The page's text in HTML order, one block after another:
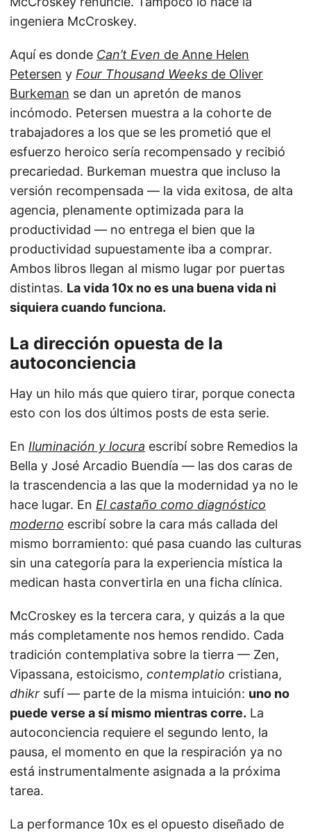
ingeniera McCroskey.
Aquí es donde Can’t Even de Anne Helen
Petersen y Four Thousand Weeks de Oliver
Burkeman se dan un apretón de manos
incómodo. Petersen muestra a la cohorte de
trabajadores a los que se les prometió que el
esfuerzo heroico sería recompensado y recibió
precariedad. Burkeman muestra que incluso la
versión recompensada — la vida exitosa, de alta
agencia, plenamente optimizada para la
productividad — no entrega el bien que la
productividad supuestamente iba a comprar.
Ambos libros llegan al mismo lugar por puertas
distintas. La vida 10x no es una buena vida ni
siquiera cuando funciona.
La dirección opuesta de la
autoconciencia
Hay un hilo más que quiero tirar, porque conecta
esto con los dos últimos posts de esta serie.
En Iluminación y locura escribí sobre Remedios la
Bella y José Arcadio Buendía — las dos caras de
la trascendencia a las que la modernidad ya no le
hace lugar. En El castaño como diagnóstico
moderno escribí sobre la cara más callada del
mismo borramiento: qué pasa cuando las culturas
sin una categoría para la experiencia mística la
medican hasta convertirla en una ficha clínica.
McCroskey es la tercera cara, y quizás a la que
más completamente nos hemos rendido. Cada
tradición contemplativa sobre la tierra — Zen,
Vipassana, estoicismo, contemplatio cristiana,
dhikr sufí — parte de la misma intuición: uno no
puede verse a sí mismo mientras corre. La
autoconciencia requiere el segundo lento, la
pausa, el momento en que la respiración ya no
está instrumentalmente asignada a la próxima
tarea.
La performance 10x es el opuesto diseñado de